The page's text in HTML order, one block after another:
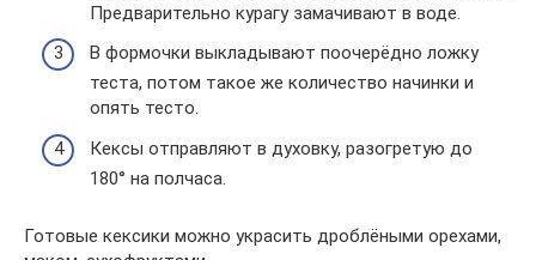
Предварительно курагу замачивают в воде.
В формочки выкладывают поочерёдно ложку
теста, потом такое же количество начинки и
опять тесто.
Кексы отправляют в духовку, разогретую до
180° на полчаса.
Готовые кексики можно украсить дроблёными орехами,